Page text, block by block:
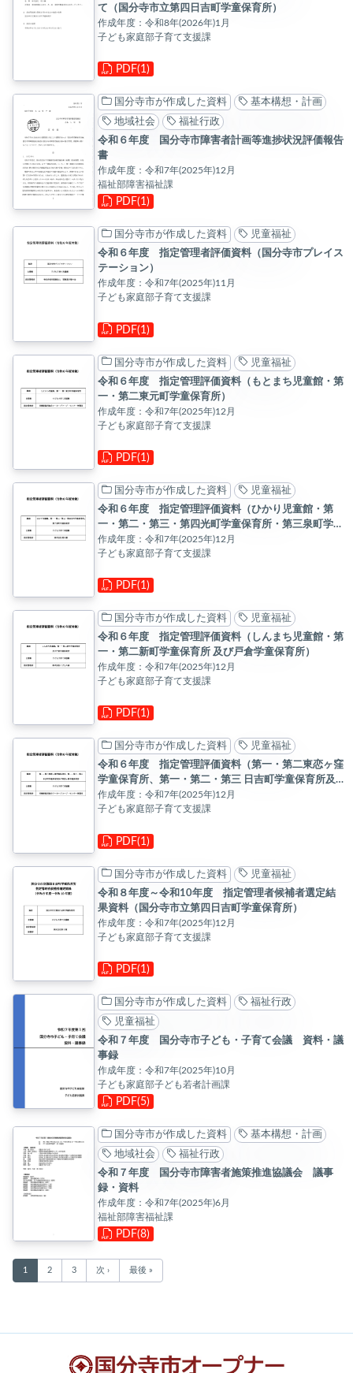
て（国分寺市立第四日吉町学童保育所）
作成年度：令和8年(2026年)1月
子ども家庭部子育て支援課
PDF(1)
国分寺市が作成した資料
基本構想・計画
地域社会
福祉行政
令和６年度 国分寺市障害者計画等進捗状況評価報告
書
作成年度：令和7年(2025年)12月
福祉部障害福祉課
PDF(1)
国分寺市が作成した資料
児童福祉
令和６年度 指定管理者評価資料（国分寺市プレイス
テーション）
作成年度：令和7年(2025年)11月
子ども家庭部子育て支援課
PDF(1)
国分寺市が作成した資料
児童福祉
令和６年度 指定管理評価資料（もとまち児童館・第
一・第二東元町学童保育所）
作成年度：令和7年(2025年)12月
子ども家庭部子育て支援課
PDF(1)
国分寺市が作成した資料
児童福祉
令和６年度 指定管理評価資料（ひかり児童館・第
一・第二・第三・第四光町学童保育所・第三泉町学童
保育所）
作成年度：令和7年(2025年)12月
子ども家庭部子育て支援課
PDF(1)
国分寺市が作成した資料
児童福祉
令和６年度 指定管理評価資料（しんまち児童館・第
一・第二新町学童保育所 及び戸倉学童保育所）
作成年度：令和7年(2025年)12月
子ども家庭部子育て支援課
PDF(1)
国分寺市が作成した資料
児童福祉
令和６年度 指定管理評価資料（第一・第二東恋ヶ窪
学童保育所、第一・第二・第三 日吉町学童保育所及
び西恋ヶ窪学童保育所）
作成年度：令和7年(2025年)12月
子ども家庭部子育て支援課
PDF(1)
国分寺市が作成した資料
児童福祉
令和８年度～令和10年度 指定管理者候補者選定結
果資料（国分寺市立第四日吉町学童保育所）
作成年度：令和7年(2025年)12月
子ども家庭部子育て支援課
PDF(1)
国分寺市が作成した資料
福祉行政
児童福祉
令和７年度 国分寺市子ども・子育て会議 資料・議
事録
作成年度：令和7年(2025年)10月
子ども家庭部子ども若者計画課
PDF(5)
国分寺市が作成した資料
基本構想・計画
地域社会
福祉行政
令和７年度 国分寺市障害者施策推進協議会 議事
録・資料
作成年度：令和7年(2025年)6月
福祉部障害福祉課
PDF(8)
1 2 3 次 › 最後 »